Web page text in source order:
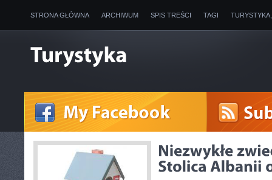
STRONA GŁÓWNA ARCHIWUM SPIS TREŚCI TAGI